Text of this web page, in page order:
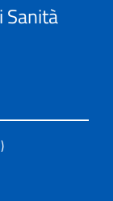
Sanità